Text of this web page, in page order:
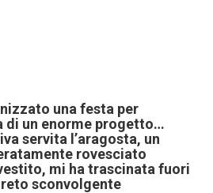
una festa per
di un enorme progetto…
servita l’aragosta, un
rovesciato
mi ha trascinata fuori
sconvolgente